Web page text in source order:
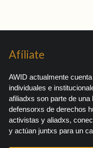
Afíliate
AWID actualmente
individuales e
afiliadxs son parte de
defensorxs de derechos
activistas y aliadxs,
y actúan juntxs para un